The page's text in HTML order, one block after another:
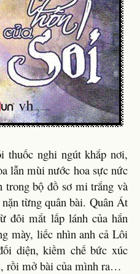
thuốc nghi ngút khắp nơi,
lẫn mùi nước hoa sực nức
trong bộ đồ sơ mi trắng và
từng quân bài. Quân Át
đôi mắt lấp lánh của hắn
mày, liếc nhìn anh cả Lôi
diện, kiềm chế bức xúc
rồi mở bài của mình ra…